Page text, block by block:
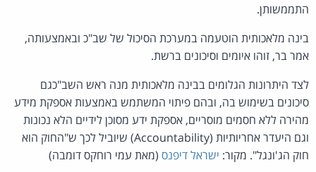
התממשותן.
בינה מלאכותית הוטעמה במערכת הסיכול של שב"כ ובאמצעותה,
אמר בר, זוהו איומים וסיכונים ברשת.
לצד היתרונות הגלומים בבינה מלאכותית מנה ראש השב"כגם
סיכונים בשימוש בה, ובהם פיתוי המשתמש באמצעות אספקת מידע
מהירה ללא חסמים מוסריים, אספקת ידע מסוכן לידיים הלא נכונות
וגם היעדר אחריותיות (Accountability) שיוביל לכך ש"החוק הוא
חוק הג'ונגל". מקור: ישראל דיפנס (מאת עמי רוחקס דומבה)